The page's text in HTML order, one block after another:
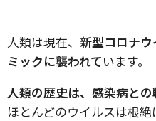
人類は現在、 新型コロナ
ミックに襲われています。
人類の歴史は、感染病との
ほとんどのウイルスは根